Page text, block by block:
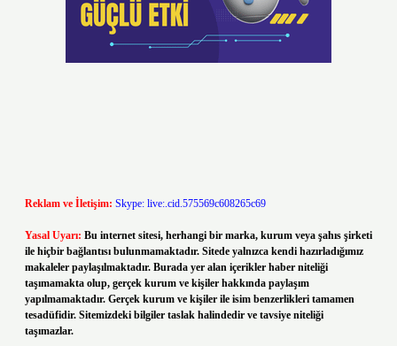
Reklam ve İletişim: Skype: live:.cid.575569c608265c69
Yasal Uyarı: Bu internet sitesi, herhangi bir marka, kurum veya şahıs şirketi
ile hiçbir bağlantısı bulunmamaktadır. Sitede yalnızca kendi hazırladığımız
makaleler paylaşılmaktadır. Burada yer alan içerikler haber niteliği
taşımamakta olup, gerçek kurum ve kişiler hakkında paylaşım
yapılmamaktadır. Gerçek kurum ve kişiler ile isim benzerlikleri tamamen
tesadüfidir. Sitemizdeki bilgiler taslak halindedir ve tavsiye niteliği
taşımazlar.